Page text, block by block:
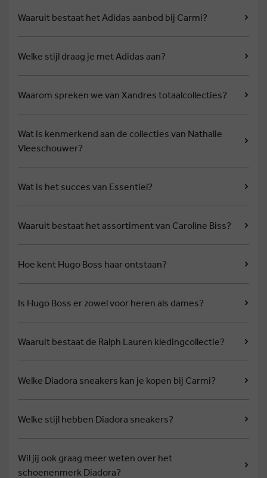
Waaruit bestaat het Adidas aanbod bij Carmi?
Welke stijl draag je met Adidas aan?
Waarom spreken we van Xandres totaalcollecties?
Wat is kenmerkend aan de collecties van Nathalie
Vleeschouwer?
Wat is het succes van Essentiel?
Waaruit bestaat het assortiment van Caroline Biss?
Hoe kent Hugo Boss haar ontstaan?
Is Hugo Boss er zowel voor heren als dames?
Waaruit bestaat de Ralph Lauren kledingcollectie?
Welke Diadora sneakers kan je kopen bij Carmi?
Welke stijl hebben Diadora sneakers?
Wil jij ook graag meer weten over het
schoenenmerk Diadora?